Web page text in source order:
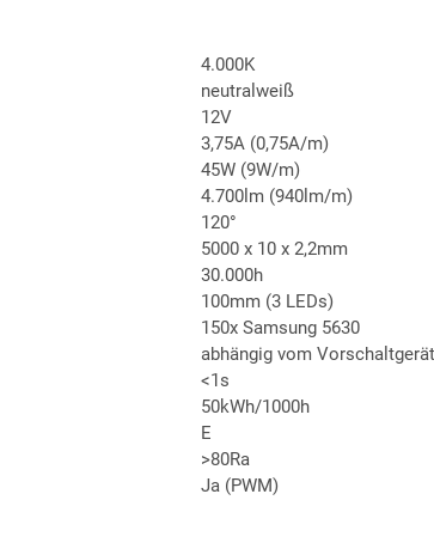
4.000K
neutralweiß
12V
3,75A (0,75A/m)
45W (9W/m)
4.700lm (940lm/m)
120°
5000 x 10 x 2,2mm
30.000h
100mm (3 LEDs)
150x Samsung 5630
abhängig vom Vorschaltgerät
<1s
50kWh/1000h
E
>80Ra
Ja (PWM)